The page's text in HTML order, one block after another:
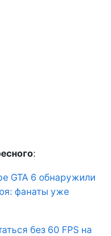
:
GTA 6 обнаружили
фанаты уже
без 60 FPS на